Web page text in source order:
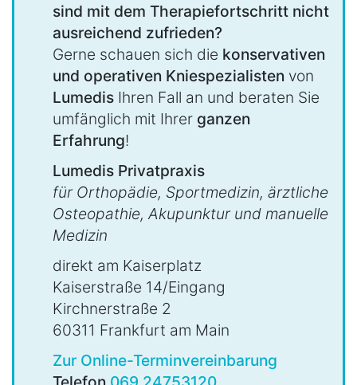
sind mit dem Therapiefortschritt nicht
ausreichend zufrieden?
Gerne schauen sich die konservativen
und operativen Kniespezialisten von
Lumedis Ihren Fall an und beraten Sie
umfänglich mit Ihrer ganzen
Erfahrung!
Lumedis Privatpraxis
für Orthopädie, Sportmedizin, ärztliche
Osteopathie, Akupunktur und manuelle
Medizin
direkt am Kaiserplatz
Kaiserstraße 14/Eingang
Kirchnerstraße 2
60311 Frankfurt am Main
Zur Online-Terminvereinbarung